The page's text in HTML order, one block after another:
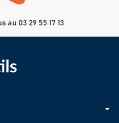
au 03 29 55 17 13
arrow_drop_down